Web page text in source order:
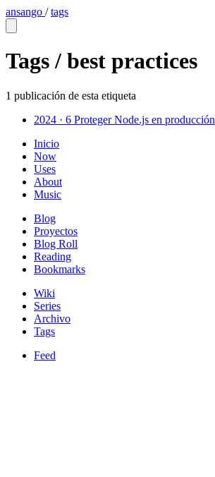
ansango /tags
Tags / best practices
1 publicación de esta etiqueta
2024 · 6 Proteger Node.js en producción
Inicio
Now
Uses
About
Music
Blog
Proyectos
Blog Roll
Reading
Bookmarks
Wiki
Series
Archivo
Tags
Feed